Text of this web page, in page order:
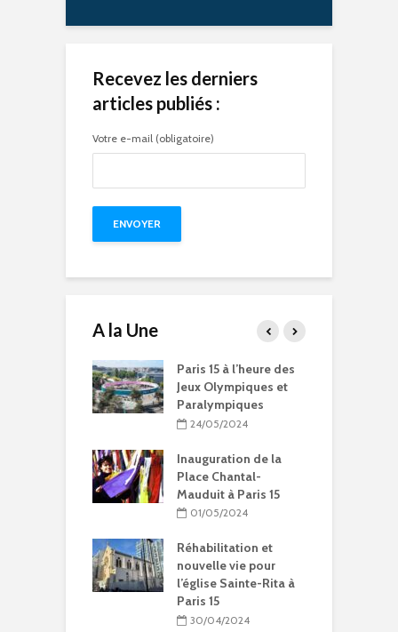
Recevez les derniers
articles publiés :
Votre e-mail (obligatoire)
A la Une
Paris 15 à l’heure des
Jeux Olympiques et
Paralympiques
24/05/2024
Inauguration de la
Place Chantal-
Mauduit à Paris 15
01/05/2024
Réhabilitation et
nouvelle vie pour
l’église Sainte-Rita à
Paris 15
30/04/2024